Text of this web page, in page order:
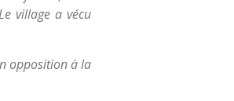
village a vécu
opposition à la